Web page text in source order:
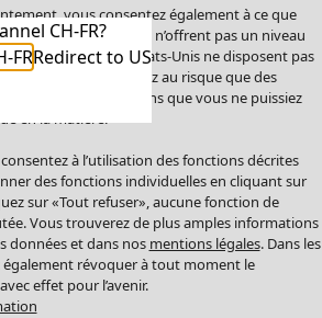
CH-FR?
FRRedirect to US
vous consentez également à ce que
Unis. Les États-Unis n’offrent pas un niveau
celui de l’UE. Les États-Unis ne disposent pas
vous vous exposez au risque que des
personnel sans que vous ne puissiez
en la matière.
à l’utilisation des fonctions décrites
des fonctions individuelles en cliquant sur
sur «Tout refuser», aucune fonction de
Vous trouverez de plus amples informations
données et dans nos mentions légales. Dans les
révoquer à tout moment le
effet pour l’avenir.